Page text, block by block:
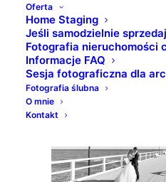
Oferta
Home Staging
Jeśli samodzielnie
Fotografia nieruchomości
Informacje FAQ
Sesja fotograficzna dla
Fotografia ślubna
O mnie
Kontakt